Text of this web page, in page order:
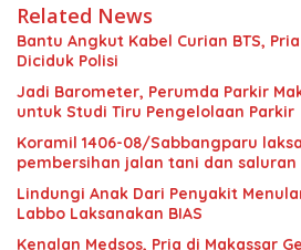
Related News
Bantu Angkut Kabel Curian BTS,
Diciduk Polisi
Jadi Barometer, Perumda Parkir
untuk Studi Tiru Pengelolaan Parkir
Koramil 1406-08/Sabbangparu
pembersihan jalan tani dan saluran
Lindungi Anak Dari Penyakit
Labbo Laksanakan BIAS
Kenalan Medsos, Pria di Makassar